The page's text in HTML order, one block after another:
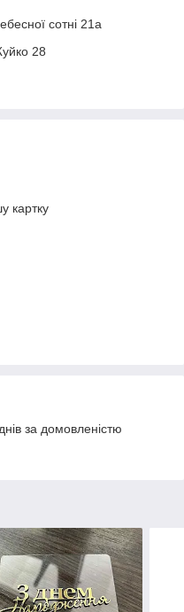
сотні 21а
28
картку
за домовленістю